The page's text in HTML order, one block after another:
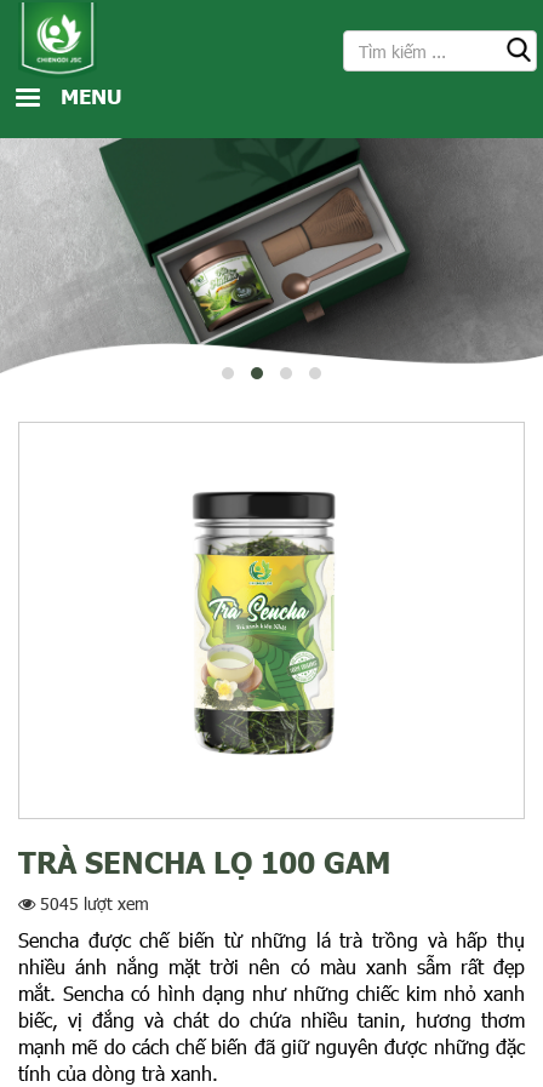
Nhảy đến nội dung
MENU
Search form
Tìm kiếm
TRÀ SENCHA LỌ 100 GAM
5045 lượt xem
Sencha được chế biến từ những lá trà trồng và hấp thụ
nhiều ánh nắng mặt trời nên có màu xanh sẫm rất đẹp
mắt. Sencha có hình dạng như những chiếc kim nhỏ xanh
biếc, vị đắng và chát do chứa nhiều tanin, hương thơm
mạnh mẽ do cách chế biến đã giữ nguyên được những đặc
tính của dòng trà xanh.